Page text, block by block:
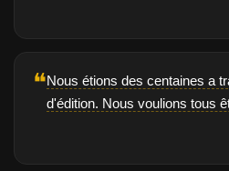
❝Nous étions des centaines a
d'édition. Nous voulions tous